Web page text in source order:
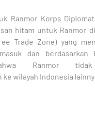
Ranmor Korps
hitam untuk Ranmor
Trade Zone) yang
dan berdasarkan
Ranmor
wilayah Indonesia